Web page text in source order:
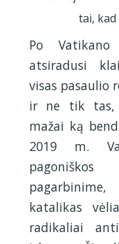
tai,
Po Vatikano
atsiradusi
visas pasaulio
ir ne tik tas,
mažai ką
2019 m.
katalikas
radikaliai